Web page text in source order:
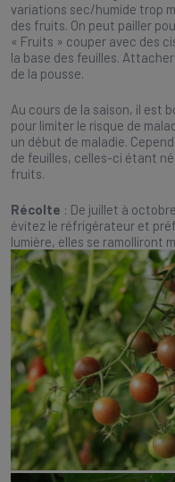
variations sec/humide trop
des fruits. On peut pailler
« Fruits » couper avec des
la base des feuilles.
de la pousse.
Au cours de la saison, il est
pour limiter le risque de
un début de maladie.
de feuilles, celles-ci étant
fruits.
Récolte : De juillet à
évitez le réfrigérateur et
lumière, elles se ramolliront